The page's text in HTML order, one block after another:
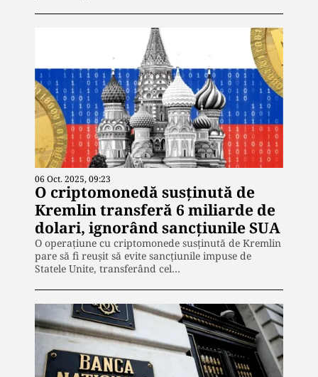
06 Oct. 2025, 09:23
O criptomonedă susținută de
Kremlin transferă 6 miliarde de
dolari, ignorând sancțiunile SUA
O operațiune cu criptomonede susținută de Kremlin
pare să fi reușit să evite sancțiunile impuse de
Statele Unite, transferând cel…